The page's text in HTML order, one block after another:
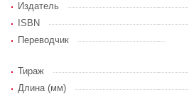
Издатель
ISBN
Переводчик
Тираж
Длина (мм)